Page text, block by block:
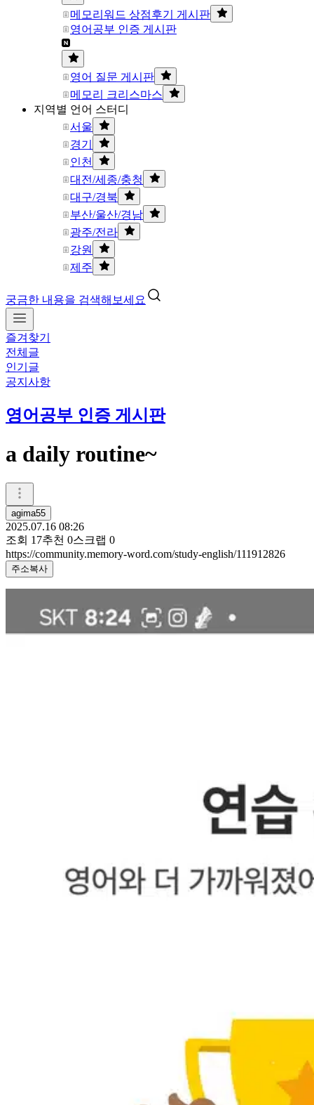
메모리워드 상점후기 게시판
영어공부 인증 게시판
영어 질문 게시판
메모리 크리스마스
지역별 언어 스터디
서울
경기
인천
대전/세종/충청
대구/경북
부산/울산/경남
광주/전라
강원
제주
궁금한 내용을 검색해보세요
즐겨찾기
전체글
인기글
공지사항
영어공부 인증 게시판
a daily routine~
agima55
2025.07.16 08:26
조회 17추천 0스크랩 0
https://community.memory-word.com/study-english/111912826
주소복사